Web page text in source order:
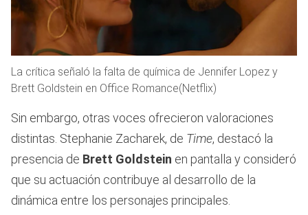
La crítica señaló la falta de química de Jennifer Lopez y
Brett Goldstein en Office Romance(Netflix)
Sin embargo, otras voces ofrecieron valoraciones
distintas. Stephanie Zacharek, de Time, destacó la
presencia de Brett Goldstein en pantalla y consideró
que su actuación contribuye al desarrollo de la
dinámica entre los personajes principales.